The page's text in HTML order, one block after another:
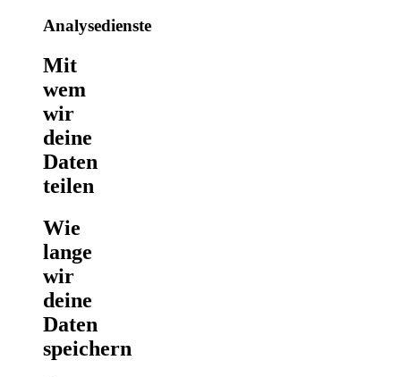
Analysedienste
Mit
wem
wir
deine
Daten
teilen
Wie
lange
wir
deine
Daten
speichern